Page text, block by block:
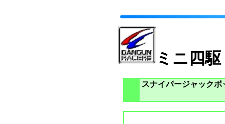
ミニ四
スナイパージャック